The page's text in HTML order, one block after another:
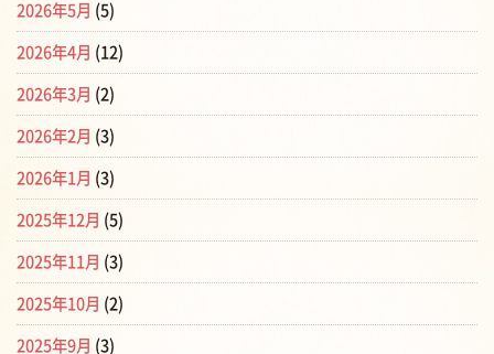
2026年5月 (5)
2026年4月 (12)
2026年3月 (2)
2026年2月 (3)
2026年1月 (3)
2025年12月 (5)
2025年11月 (3)
2025年10月 (2)
2025年9月 (3)